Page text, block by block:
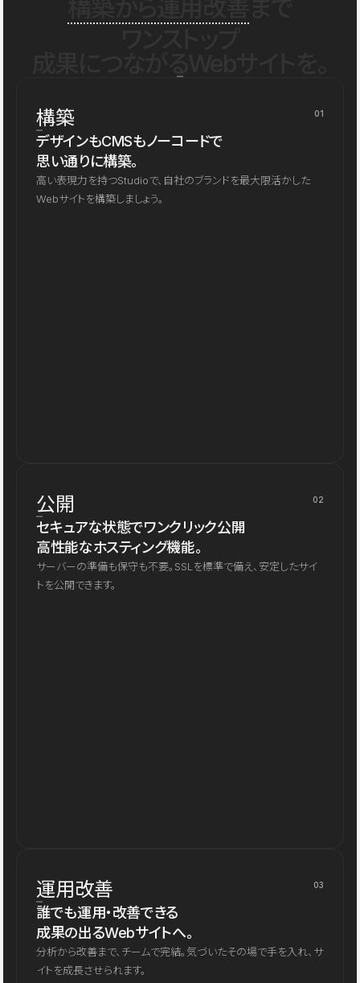
構築 01
デザインもCMSもノーコードで
思い通りに構築。
高い表現力を持つStudioで、自社のブランドを最大限活かした
Webサイトを構築しましょう。
公開 02
セキュアな状態でワンクリック公開
高性能なホスティング機能。
サーバーの準備も保守も不要。SSLを標準で備え、安定したサイ
トを公開できます。
運用改善 03
誰でも運用・改善できる
成果の出るWebサイトへ。
分析から改善まで、チームで完結。気づいたその場で手を入れ、サ
イトを成長させられます。